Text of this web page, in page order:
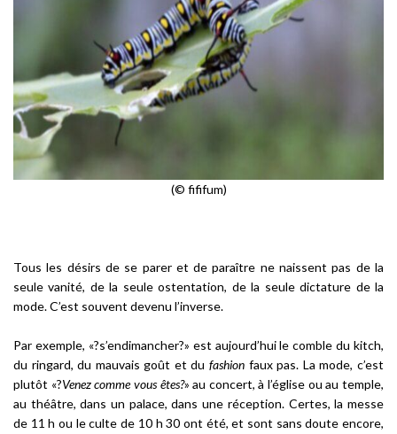
(© fififum)
Tous les désirs de se parer et de paraître ne naissent pas de la
seule vanité, de la seule ostentation, de la seule dictature de la
mode. C’est souvent devenu l’inverse.
Par exemple, «?s’endimancher?» est aujourd’hui le comble du kitch,
du ringard, du mauvais goût et dufashion faux pas. La mode, c’est
plutôt «?Venez comme vous êtes?» au concert, à l’église ou au temple,
au théâtre, dans un palace, dans une réception. Certes, la messe
de 11 h ou le culte de 10 h 30 ont été, et sont sans doute encore,